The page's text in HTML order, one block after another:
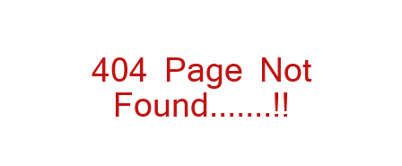
404 Page Not
Found.......!!